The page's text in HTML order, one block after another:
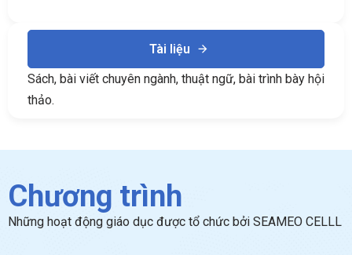
Tài liệu
Sách, bài viết chuyên ngành, thuật ngữ, bài trình bày hội
thảo.
Chương trình
Những hoạt động giáo dục được tổ chức bởi SEAMEO CELLL